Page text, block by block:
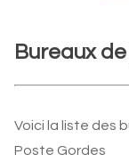
Bureaux
Voici la liste des
Poste Gordes